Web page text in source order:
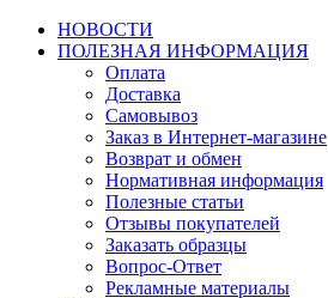
НОВОСТИ
ПОЛЕЗНАЯ ИНФОРМАЦИЯ
Оплата
Доставка
Самовывоз
Заказ в Интернет-магазине
Возврат и обмен
Нормативная информация
Полезные статьи
Отзывы покупателей
Заказать образцы
Вопрос-Ответ
Рекламные материалы